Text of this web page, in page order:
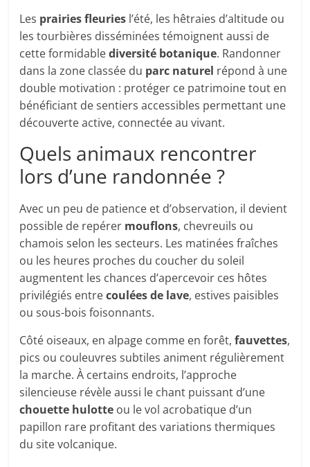
Les prairies fleuries l’été, les hêtraies d’altitude ou
les tourbières disséminées témoignent aussi de
cette formidablediversité botanique. Randonner
dans la zone classée du parc naturel répond à une
double motivation : protéger ce patrimoine tout en
bénéficiant de sentiers accessibles permettant une
découverte active, connectée au vivant.
Quels animaux rencontrer
lors d’une randonnée ?
Avec un peu de patience et d’observation, il devient
possible de repérer mouflons, chevreuils ou
chamois selon les secteurs. Les matinées fraîches
ou les heures proches du coucher du soleil
augmentent les chances d’apercevoir ces hôtes
privilégiés entrecoulées de lave, estives paisibles
ou sous-bois foisonnants.
Côté oiseaux, en alpage comme en forêt,fauvettes,
pics ou couleuvres subtiles animent régulièrement
la marche. À certains endroits, l’approche
silencieuse révèle aussi le chant puissant d’une
chouette hulotte ou le vol acrobatique d’un
papillon rare profitant des variations thermiques
du site volcanique.